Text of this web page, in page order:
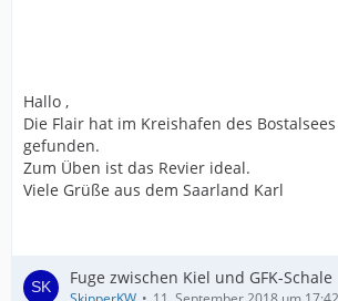
Hallo ,
Die Flair hat im Kreishafen des
gefunden.
Zum Üben ist das Revier ideal.
Viele Grüße aus dem Saarland Karl
Fuge zwischen Kiel und GFK-Schale